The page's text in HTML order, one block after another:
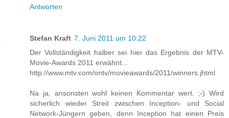
Antworten
Stefan Kraft 7. Juni 2011 um 10:22
Der Vollständigkeit halber sei hier das Ergebnis der MTV-
Movie-Awards 2011 erwähnt...
http://www.mtv.com/ontv/movieawards/2011/winners.jhtml
Na ja, ansonsten wohl keinen Kommentar wert. ;-) Wird
sicherlich wieder Streit zwischen Inception- und Social
Network-Jüngern geben, denn Inception hat einen Preis